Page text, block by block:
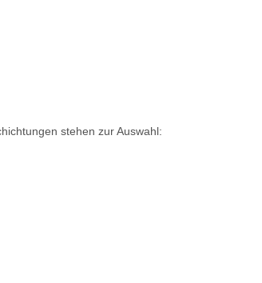
stehen zur Auswahl: